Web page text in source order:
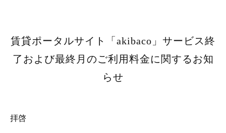
賃貸ポータルサイト「akibaco」サービス終
了および最終月のご利用料金に関するお知
らせ
拝啓